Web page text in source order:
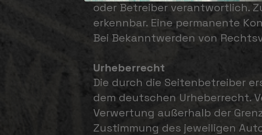
oder Betreiber verantwortlich.
erkennbar. Eine permanente
Bei Bekanntwerden von
Urheberrecht
Die durch die Seitenbetreiber
dem deutschen Urheberrecht.
Verwertung außerhalb der
Zustimmung des jeweiligen